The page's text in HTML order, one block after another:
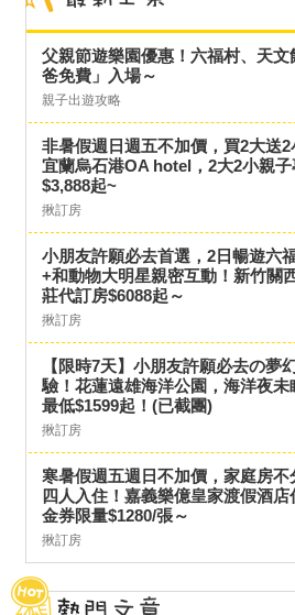
父親節遊樂園優惠！六福村、天文
爸免費」入場～
親子出遊攻略
非暑假週日週五不加價，買2大送2
宜蘭烏石港OA hotel，2大2小親子
$3,888起~
揪訂房
小朋友許願必去首選，2日暢遊六
+和動物大明星親密互動！新竹關
莊代訂房$6088起～
揪訂房
【限時7天】小朋友許願必去の夢
驗！花蓮遠雄海洋公園，海洋夜未
最低$1599起！(已截團)
揪訂房
寒暑假週五週日不加價，家庭房不
四人入住！嘉義樂億皇家渡假酒店
金券限量$1280/張～
揪訂房